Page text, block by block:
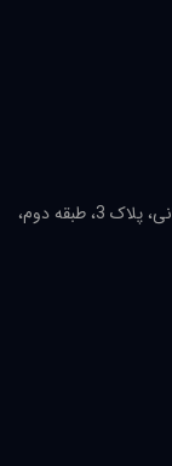
تهران، بلوار میرداماد، خیابان رودبار غربی، خیابان باغیانی، پلاک 3، طبقه دوم،